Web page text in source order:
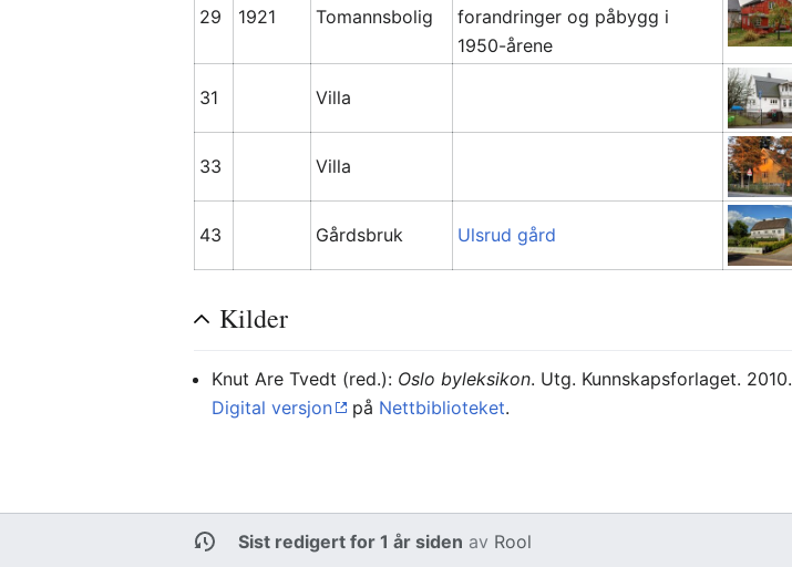
29 1921 Tomannsbolig
forandringer og påbygg i
1950-årene
31 Villa
33 Villa
43 Gårdsbruk Ulsrud gård
Kilder
Knut Are Tvedt (red.): Oslo byleksikon. Utg. Kunnskapsforlaget. 2010.
Digital versjon
på Nettbiblioteket.
Sist redigert for 1 år siden av Rool